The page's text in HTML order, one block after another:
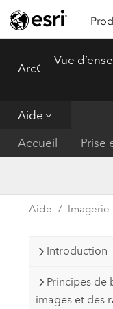
la
ArcGIS Pro
Vue
Aide
Accueil
Prise
Aide
Introduction
Principes de
images et des